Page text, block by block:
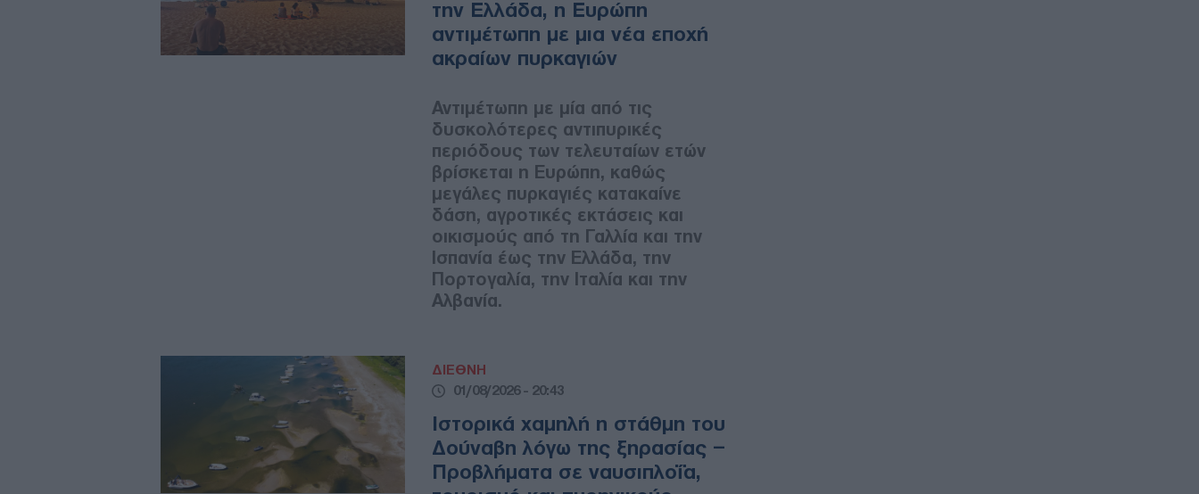
την Ελλάδα, η Ευρώπη
αντιμέτωπη με μια νέα εποχή
ακραίων πυρκαγιών
Αντιμέτωπη με μία από τις
δυσκολότερες αντιπυρικές
περιόδους των τελευταίων ετών
βρίσκεται η Ευρώπη, καθώς
μεγάλες πυρκαγιές κατακαίνε
δάση, αγροτικές εκτάσεις και
οικισμούς από τη Γαλλία και την
Ισπανία έως την Ελλάδα, την
Πορτογαλία, την Ιταλία και την
Αλβανία.
ΔΙΕΘΝΗ
01/08/2026 - 20:43
Ιστορικά χαμηλή η στάθμη του
Δούναβη λόγω της ξηρασίας –
Προβλήματα σε ναυσιπλοΐα,